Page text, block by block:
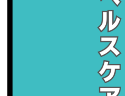
・職場の健康診断実施強化月間